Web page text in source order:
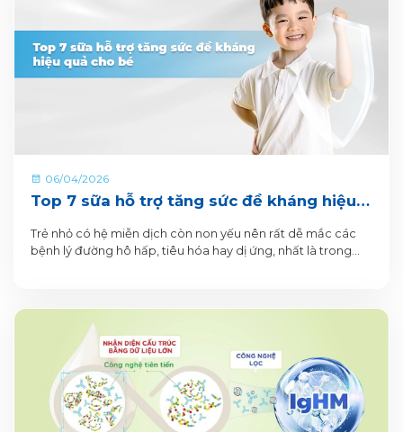
06/04/2026
Top 7 sữa hỗ trợ tăng sức đề kháng hiệu
Trẻ nhỏ có hệ miễn dịch còn non yếu nên rất dễ mắc các
bệnh lý đường hô hấp, tiêu hóa hay dị ứng, nhất là trong